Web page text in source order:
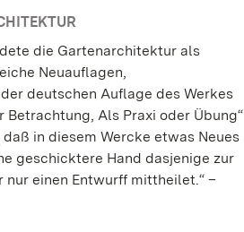
die Gartenarchitektur als
Neuauflagen,
deutschen Auflage des Werkes
Betrachtung, Als Praxi oder Übung“
in diesem Wercke etwas Neues
geschicktere Hand dasjenige zur
einen Entwurff mittheilet.“ –